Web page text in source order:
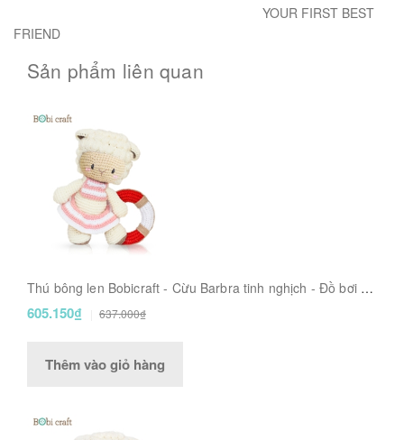
YOUR FIRST BEST
FRIEND
Sản phẩm liên quan
Thú bông len Bobicraft - Cừu Barbra tinh nghịch - Đồ bơi -
Đồ chơi an toàn Quà tặng bé
605.150₫ 637.000₫
Thêm vào giỏ hàng